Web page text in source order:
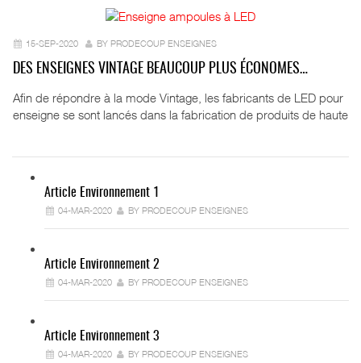
15-SEP-2020 BY PRODECOUP ENSEIGNES
DES ENSEIGNES VINTAGE BEAUCOUP PLUS ÉCONOMES…
Afin de répondre à la mode Vintage, les fabricants de LED pour
enseigne se sont lancés dans la fabrication de produits de haute
Article Environnement 1
04-MAR-2020 BY PRODECOUP ENSEIGNES
Article Environnement 2
04-MAR-2020 BY PRODECOUP ENSEIGNES
Article Environnement 3
04-MAR-2020 BY PRODECOUP ENSEIGNES